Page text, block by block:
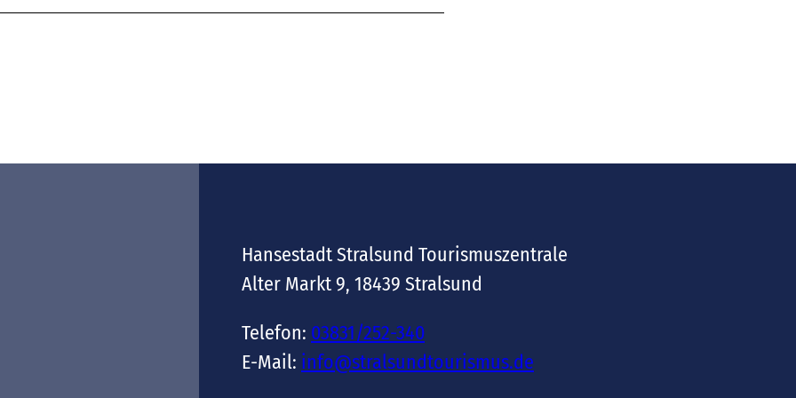
Hansestadt Stralsund Tourismuszentrale
Alter Markt 9, 18439 Stralsund
Telefon: 03831/252-340
E-Mail: info@stralsundtourismus.de